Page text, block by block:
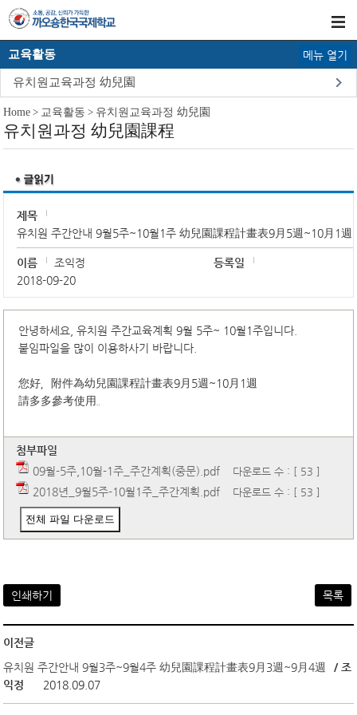
교육활동
유치원교육과정 幼兒園
메뉴 열기
Home > 교육활동 > 유치원교육과정 幼兒園
유치원과정 幼兒園課程
제목
유치원 주간안내 9월5주~10월1주 幼兒園課程計畫表9月5週~10月1週
이름 조익정
등록일
2018-09-20
안녕하세요, 유치원 주간교육계획 9월 5주~ 10월1주입니다.
붙임파일을 많이 이용하사기 바랍니다.
您好，附件為幼兒園課程計畫表9月5週~10月1週
請多多參考使用。
첨부파일
09월-5주,10월-1주_주간계획(중문).pdf 다운로드 수 : [ 53 ]
2018년_9월5주-10월1주_주간계획.pdf 다운로드 수 : [ 53 ]
전체 파일 다운로드
인쇄하기 목록
이전글
유치원 주간안내 9월3주~9월4주 幼兒園課程計畫表9月3週~9月4週
/ 조
익정
2018.09.07